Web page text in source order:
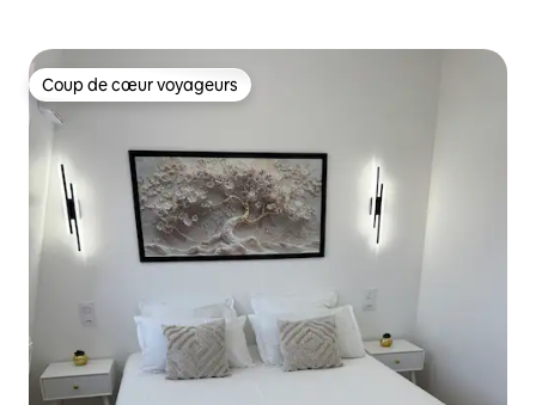
Coup de cœur voyageurs
Coup de cœur voyageurs